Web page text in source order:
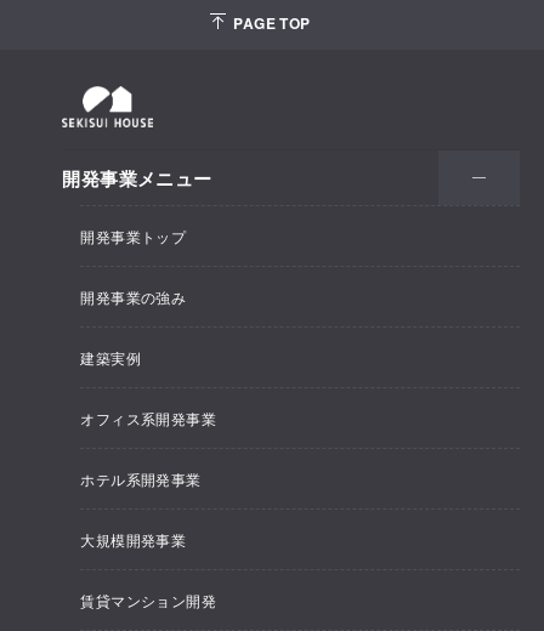
PAGE TOP
開発事業メニュー
開発事業トップ
開発事業の強み
建築実例
オフィス系開発事業
ホテル系開発事業
大規模開発事業
賃貸マンション開発